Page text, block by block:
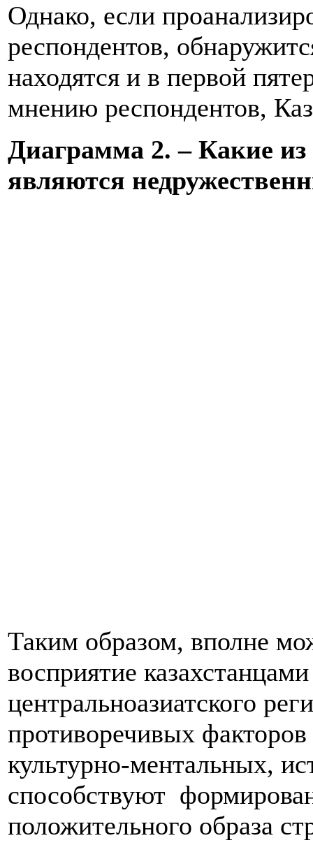
Однако, если
респондентов,
находятся и в первой
мнению респондентов,
Диаграмма 2. – Какие
являются
Таким образом, вполне
восприятие
центральноазиатского
противоречивых
культурно-ментальных,
способствуют
положительного образа